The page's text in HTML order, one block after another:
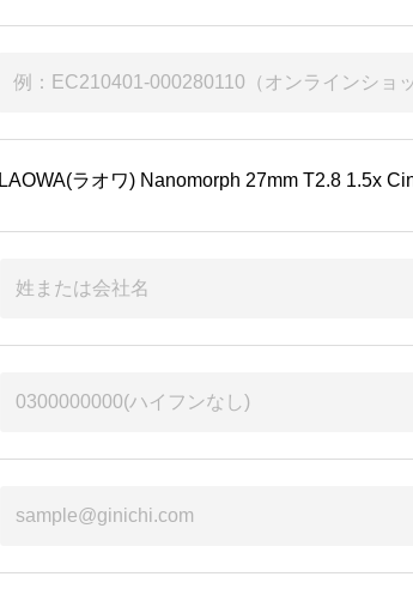
LAOWA(ラオワ) Nanomorph 27mm T2.8 1.5x